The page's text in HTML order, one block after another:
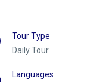
Tour Type
Daily Tour
Languages